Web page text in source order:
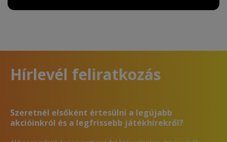
Hírlevél feliratkozás
Szeretnél elsőként értesülni a legújabb
akcióinkról és a legfrissebb játékhírekről?